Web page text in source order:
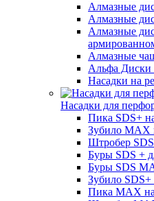
Алмазные
Алмазные
Алмазные
Алмазные
Альфа Диски
Насадки на
Насадки для
Пика SDS+
Зубило MAX
Штробер
Буры SDS +
Буры SDS
Зубило SDS+
Пика MAX